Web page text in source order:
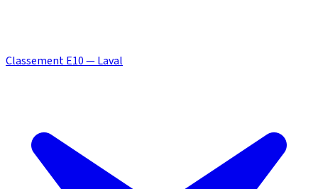
Classement E10 — Laval